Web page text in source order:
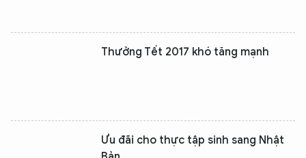
Thưởng Tết 2017 khó tăng mạnh
Ưu đãi cho thực tập sinh sang Nhật